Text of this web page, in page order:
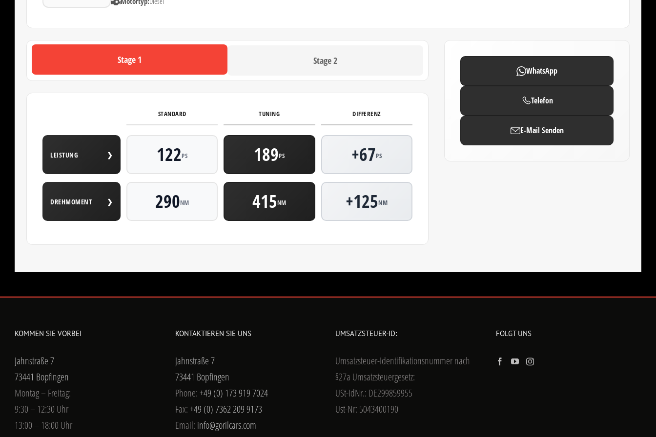
Stage 1 Stage 2
STANDARD TUNING DIFFERENZ
LEISTUNG ❯ 122PS 189PS +67PS
DREHMOMENT ❯ 290NM 415NM +125NM
WhatsApp
Telefon
E-Mail Senden
KOMMEN SIE VORBEI
Jahnstraße 7
73441 Bopfingen
Montag – Freitag:
9:30 – 12:30 Uhr
13:00 – 18:00 Uhr
KONTAKTIEREN SIE UNS
Jahnstraße 7
73441 Bopfingen
Phone:+49 (0) 173 919 7024
Fax:+49 (0) 7362 209 9173
Email: info@gorilcars.com
UMSATZSTEUER-ID:
Umsatzsteuer-Identifikationsnummer nach
§27a Umsatzsteuergesetz:
USt-IdNr.: DE299859955
Ust-Nr: 5043400190
FOLGT UNS